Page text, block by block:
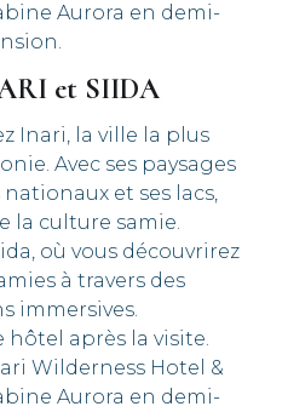
Aurora en demi-
et SIIDA
Inari, la ville la plus
Avec ses paysages
et ses lacs,
la culture samie.
où vous découvrirez
à travers des
immersives.
hôtel après la visite.
Wilderness Hotel &
Aurora en demi-